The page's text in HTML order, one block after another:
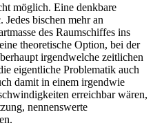
möglich. Eine denkbare
bischen mehr an
des Raumschiffes ins
theoretische Option, bei der
irgendwelche zeitlichen
eigentliche Problematik auch
damit in einem irgendwie
erreichbar wären,
nennenswerte